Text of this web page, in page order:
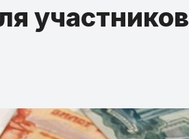
участников